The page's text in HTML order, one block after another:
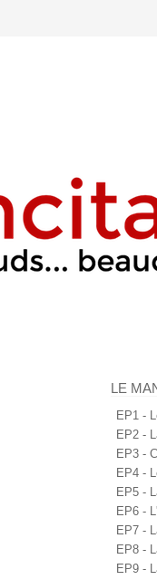
LE
EP1 -
EP2 -
EP3 -
EP4 -
EP5 -
EP6 -
EP7 -
EP8 -
EP9 -